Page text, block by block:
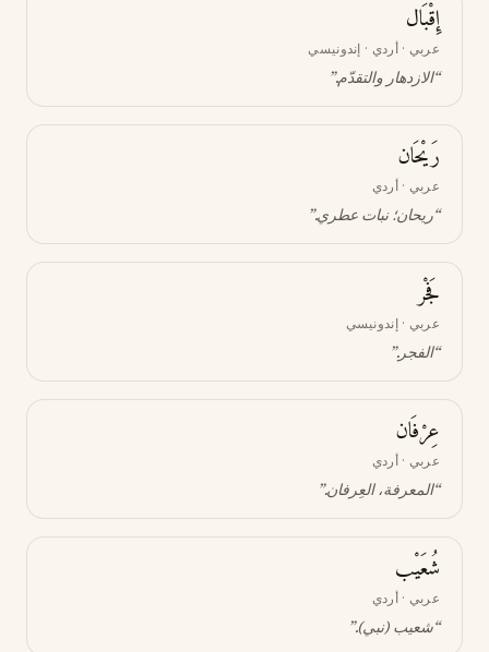
إِقْبَال
عربي · أردي · إندونيسي
“الازدهار والتقدّم.”
رَيْحَان
عربي · أردي
“ريحان؛ نبات عطري.”
فَجْر
عربي · إندونيسي
“الفجر.”
عِرْفَان
عربي · أردي
“المعرفة، العِرفان.”
شُعَيْب
عربي · أردي
“شعيب (نبي).”